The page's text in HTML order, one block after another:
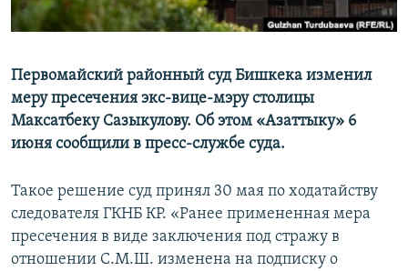
Первомайский районный суд Бишкека изменил
меру пресечения экс-вице-мэру столицы
Максатбеку Сазыкулову. Об этом «Азаттыку» 6
июня сообщили в пресс-службе суда.
Такое решение суд принял 30 мая по ходатайству
следователя ГКНБ КР. «Ранее примененная мера
пресечения в виде заключения под стражу в
отношении С.М.Ш. изменена на подписку о